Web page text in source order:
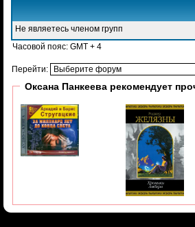
Не являетесь членом групп
Часовой пояс: GMT + 4
Перейти:
Оксана Панкеева рекомендует